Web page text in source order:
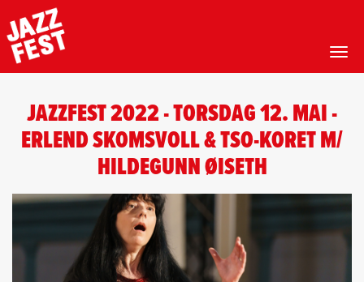
hovedinnhold
JAZZFEST 2022 - TORSDAG 12. MAI -
ERLEND SKOMSVOLL & TSO-KORET M/
HILDEGUNN ØISETH